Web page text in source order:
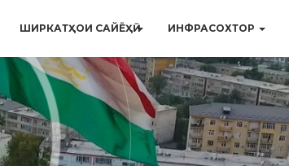
ШИРКАТҲОИ САЙЁҲӢ ИНФРАСОХТОР